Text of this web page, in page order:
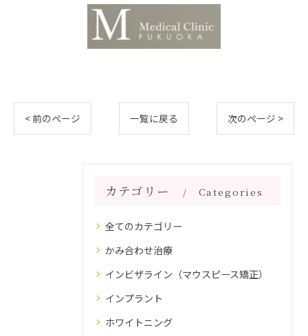
< 前のページ 一覧に戻る 次のページ >
カテゴリー Categories
全てのカテゴリー
かみ合わせ治療
インビザライン（マウスピース矯正）
インプラント
ホワイトニング